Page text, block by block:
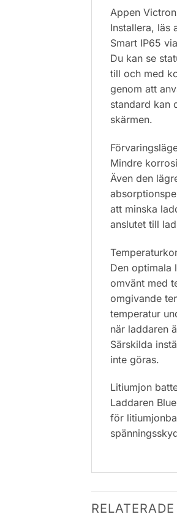
Appen
Installera, läs
Smart IP65
Du kan se
till och med
genom att
standard kan
skärmen.
Mindre
Även den
att minska
anslutet till
Den optimala
omvänt med
omgivande
temperatur
när laddaren
Särskilda
inte göras.
Litiumjon
Laddaren
för